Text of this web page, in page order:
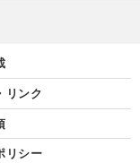
リンク
リシー